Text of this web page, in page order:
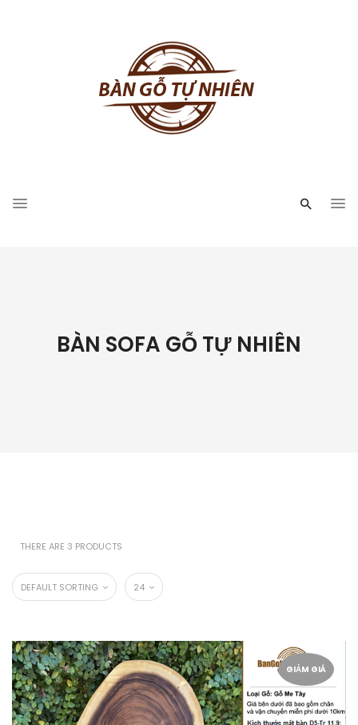
BÀN SOFA GỖ TỰ NHIÊN
THERE ARE 3 PRODUCTS
DEFAULT SORTING 24
GIẢM GIÁ